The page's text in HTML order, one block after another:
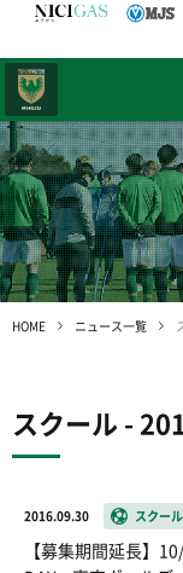
HOME ニュース一覧
スクール -
2016.09.30 スクール
【募集期間延長】